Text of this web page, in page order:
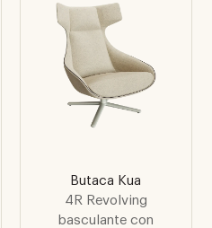
Butaca Kua
4R Revolving
basculante con